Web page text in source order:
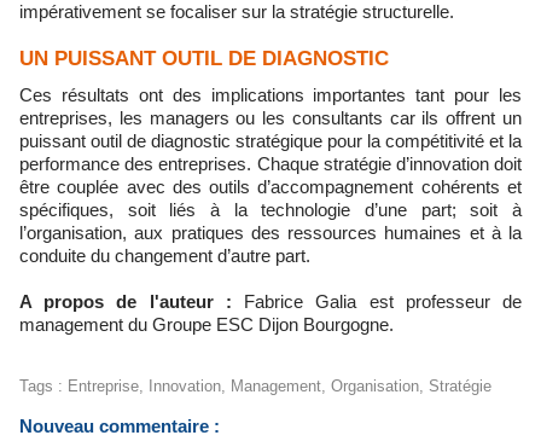
impérativement se focaliser sur la stratégie structurelle.
UN PUISSANT OUTIL DE DIAGNOSTIC
Ces résultats ont des implications importantes tant pour les
entreprises, les managers ou les consultants car ils offrent un
puissant outil de diagnostic stratégique pour la compétitivité et la
performance des entreprises. Chaque stratégie d’innovation doit
être couplée avec des outils d’accompagnement cohérents et
spécifiques, soit liés à la technologie d’une part; soit à
l’organisation, aux pratiques des ressources humaines et à la
conduite du changement d’autre part.
A propos de l'auteur : Fabrice Galia est professeur de
‪management du Groupe ESC Dijon Bourgogne.
Tags : Entreprise, Innovation, Management, Organisation, Stratégie
Nouveau commentaire :